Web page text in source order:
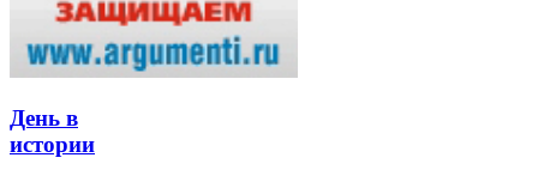
День в
истории